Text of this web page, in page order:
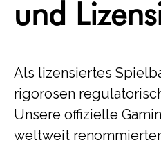
und
Als lizensiertes
rigorosen
Unsere offizielle
weltweit